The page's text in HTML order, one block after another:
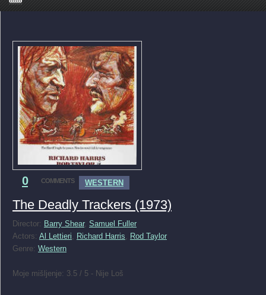
0 COMMENTS WESTERN
The Deadly Trackers (1973)
Director: Barry Shear, Samuel Fuller
Actors: Al Lettieri, Richard Harris, Rod Taylor
Genre: Western
Moje mišljenje: 3.5 / 5 - Nije Loš